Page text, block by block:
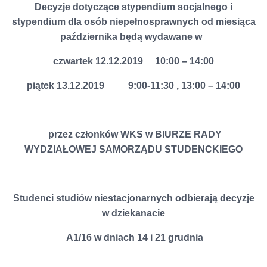
Decyzje dotyczące stypendium socjalnego i
stypendium dla osób niepełnosprawnych od miesiąca
października będą wydawane w
czwartek 12.12.2019 10:00 – 14:00
piątek 13.12.2019 9:00-11:30 , 13:00 – 14:00
przez członków WKS w BIURZE RADY
WYDZIAŁOWEJ SAMORZĄDU STUDENCKIEGO
Studenci studiów niestacjonarnych odbierają decyzje
w dziekanacie
A1/16 w dniach 14 i 21 grudnia